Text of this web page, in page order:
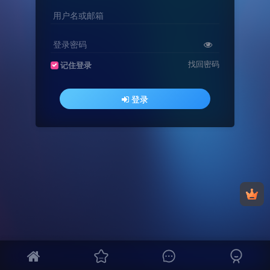
用户名或邮箱
登录密码
记住登录 找回密码
登录